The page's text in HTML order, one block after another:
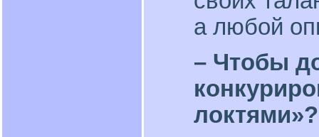
а любой
– Чтобы
локтями»?